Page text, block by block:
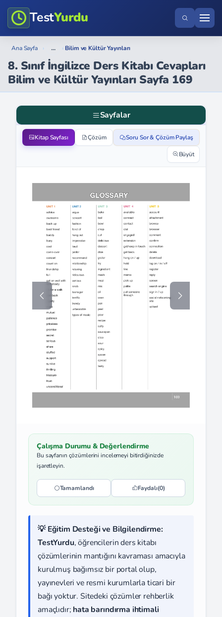
TestYurdu
Ana Sayfa › ... › Bilim ve Kültür Yayınları
8. Sınıf İngilizce Ders Kitabı Cevapları
Bilim ve Kültür Yayınları Sayfa 169
Sayfalar
Kitap Sayfası Çözüm Soru Sor & Çözüm Paylaş
Büyüt
Çalışma Durumu & Değerlendirme
Bu sayfanın çözümlerini incelemeyi bitirdiğinizde
işaretleyin.
Tamamlandı Faydalı(0)
💡 Eğitim Desteği ve Bilgilendirme:
TestYurdu, öğrencilerin ders kitabı
çözümlerinin mantığını kavraması amacıyla
kurulmuş bağımsız bir portal olup,
yayınevleri ve resmi kurumlarla ticari bir
bağı yoktur. Sitedeki çözümler rehberlik
amaçlıdır; hata barındırma ihtimali